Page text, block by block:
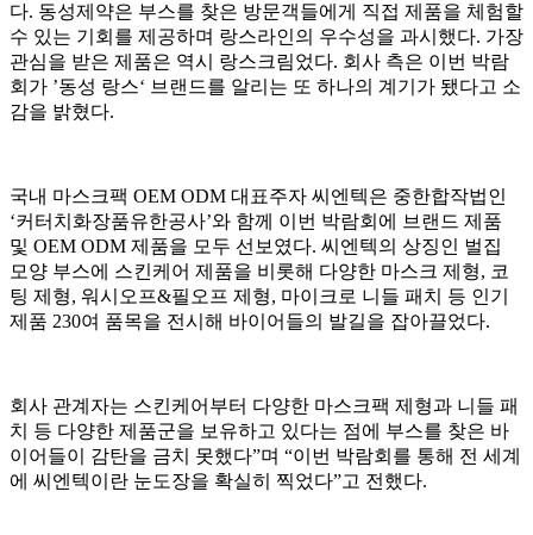
다. 동성제약은 부스를 찾은 방문객들에게 직접 제품을 체험할
수 있는 기회를 제공하며 랑스라인의 우수성을 과시했다. 가장
관심을 받은 제품은 역시 랑스크림었다. 회사 측은 이번 박람
회가 ’동성 랑스‘ 브랜드를 알리는 또 하나의 계기가 됐다고 소
감을 밝혔다.
국내 마스크팩 OEM ODM 대표주자 씨엔텍은 중한합작법인
‘커터치화장품유한공사’와 함께 이번 박람회에 브랜드 제품
및 OEM ODM 제품을 모두 선보였다. 씨엔텍의 상징인 벌집
모양 부스에 스킨케어 제품을 비롯해 다양한 마스크 제형, 코
팅 제형, 워시오프&필오프 제형, 마이크로 니들 패치 등 인기
제품 230여 품목을 전시해 바이어들의 발길을 잡아끌었다.
회사 관계자는 스킨케어부터 다양한 마스크팩 제형과 니들 패
치 등 다양한 제품군을 보유하고 있다는 점에 부스를 찾은 바
이어들이 감탄을 금치 못했다”며 “이번 박람회를 통해 전 세계
에 씨엔텍이란 눈도장을 확실히 찍었다”고 전했다.